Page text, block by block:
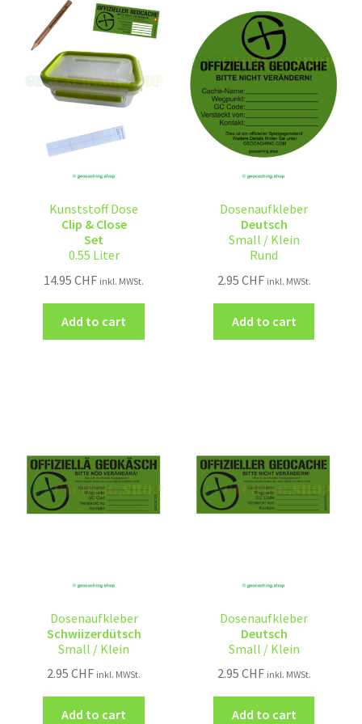
Kunststoff Dose
Clip & Close
Set
0.55 Liter
14.95CHF inkl. MWSt.
Add to cart
Dosenaufkleber
Deutsch
Small / Klein
Rund
2.95 CHF inkl. MWSt.
Add to cart
Dosenaufkleber
Schwiizerdütsch
Small / Klein
2.95CHF inkl. MWSt.
Add to cart
Dosenaufkleber
Deutsch
Small / Klein
2.95 CHF inkl. MWSt.
Add to cart